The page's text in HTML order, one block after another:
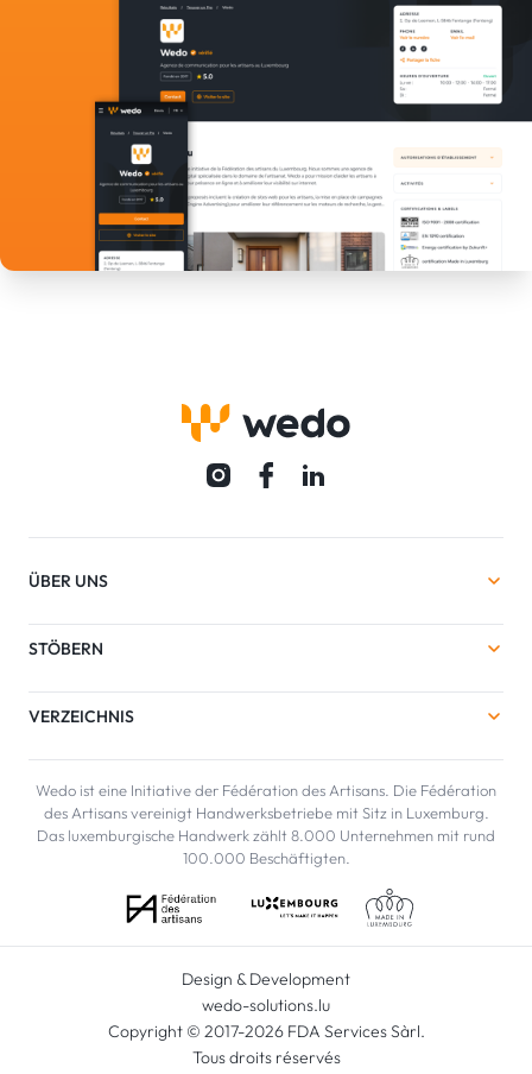
ÜBER UNS
STÖBERN
VERZEICHNIS
Wedo ist eine Initiative der Fédération des Artisans. Die Fédération
des Artisans vereinigt Handwerksbetriebe mit Sitz in Luxemburg.
Das luxemburgische Handwerk zählt 8.000 Unternehmen mit rund
100.000 Beschäftigten.
Design & Development
wedo-solutions.lu
Copyright © 2017-2026 FDA Services Sàrl.
Tous droits réservés